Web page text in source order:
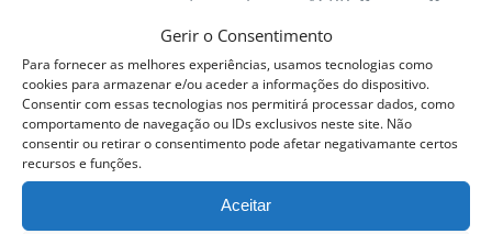
Gerir o Consentimento
Para fornecer as melhores experiências, usamos tecnologias como
cookies para armazenar e/ou aceder a informações do dispositivo.
Consentir com essas tecnologias nos permitirá processar dados, como
comportamento de navegação ou IDs exclusivos neste site. Não
consentir ou retirar o consentimento pode afetar negativamante certos
recursos e funções.
Aceitar
receitas exclusivas ACPP. Regime B-
Learning
O Curso confere oCertificado
Formação Profissional daACPPem
Pastelaria
Estágio Facultativo